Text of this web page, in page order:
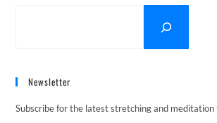
Newsletter
Subscribe for the latest stretching and meditation